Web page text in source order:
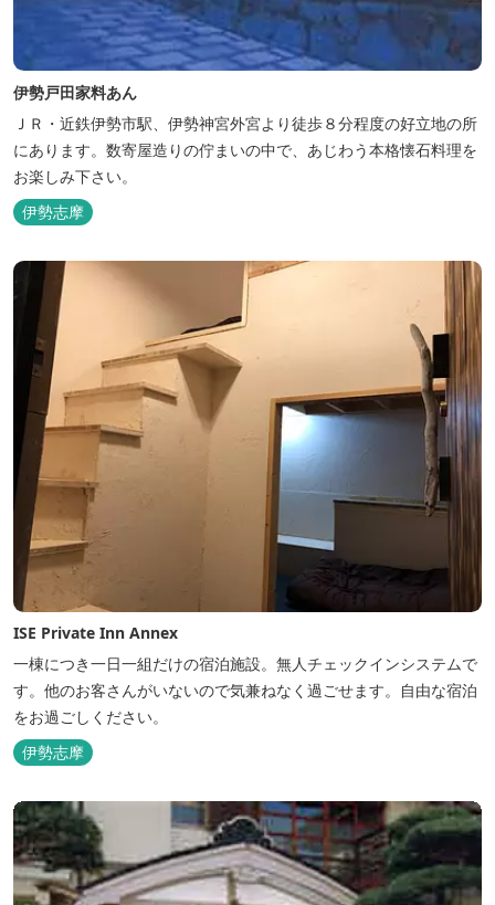
伊勢戸田家料あん
ＪＲ・近鉄伊勢市駅、伊勢神宮外宮より徒歩８分程度の好立地の所
にあります。数寄屋造りの佇まいの中で、あじわう本格懐石料理を
お楽しみ下さい。
伊勢志摩
ISE Private Inn Annex
一棟につき一日一組だけの宿泊施設。無人チェックインシステムで
す。他のお客さんがいないので気兼ねなく過ごせます。自由な宿泊
をお過ごしください。
伊勢志摩